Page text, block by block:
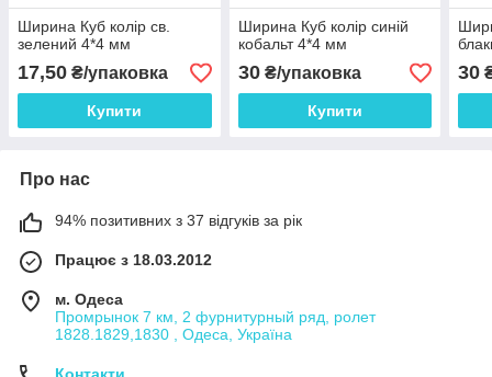
Ширина Куб колір св.
зелений 4*4 мм
17,50 ₴/упаковка
Купити
Ширина Куб колір синій
кобальт 4*4 мм
30₴/упаковка
Купити
30
Про нас
94% позитивних з 37 відгуків за рік
Працює з 18.03.2012
м. Одеса
Промрынок 7 км, 2 фурнитурный ряд, ролет
1828.1829,1830 , Одеса, Україна